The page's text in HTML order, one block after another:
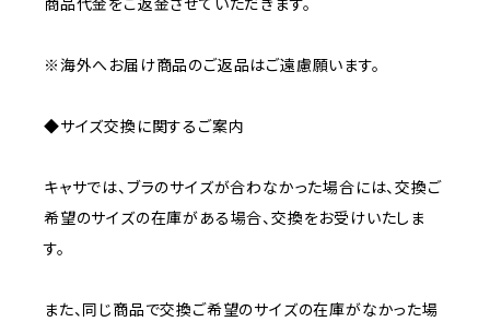
※海外へお届け商品のご返品はご遠慮願います。
◆サイズ交換に関するご案内
キャサでは、ブラのサイズが合わなかった場合には、交換ご
希望のサイズの在庫がある場合、交換をお受けいたしま
す。
また、同じ商品で交換ご希望のサイズの在庫がなかった場